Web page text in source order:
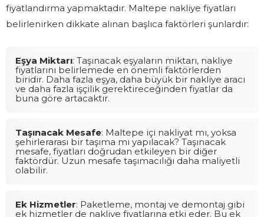
fiyatlandırma yapmaktadır. Maltepe nakliye fiyatları
belirlenirken dikkate alınan başlıca faktörleri şunlardır:
Eşya Miktarı: Taşınacak eşyaların miktarı, nakliye
fiyatlarını belirlemede en önemli faktörlerden
biridir. Daha fazla eşya, daha büyük bir nakliye aracı
ve daha fazla işçilik gerektireceğinden fiyatlar da
buna göre artacaktır.
Taşınacak Mesafe: Maltepe içi nakliyat mı, yoksa
şehirlerarası bir taşıma mı yapılacak? Taşınacak
mesafe, fiyatları doğrudan etkileyen bir diğer
faktördür. Uzun mesafe taşımacılığı daha maliyetli
olabilir.
Ek Hizmetler: Paketleme, montaj ve demontaj gibi
ek hizmetler de nakliye fiyatlarına etki eder. Bu ek